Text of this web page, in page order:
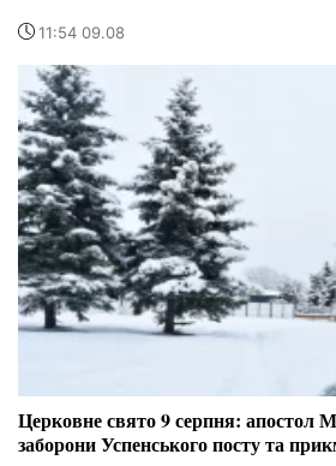
11:54 09.08
Церковне свято 9 серпня: апостол
заборони Успенського посту та